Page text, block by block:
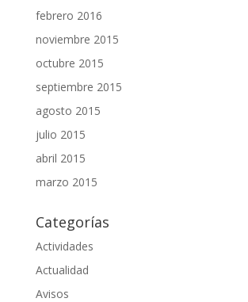
febrero 2016
noviembre 2015
octubre 2015
septiembre 2015
agosto 2015
julio 2015
abril 2015
marzo 2015
Categorías
Actividades
Actualidad
Avisos